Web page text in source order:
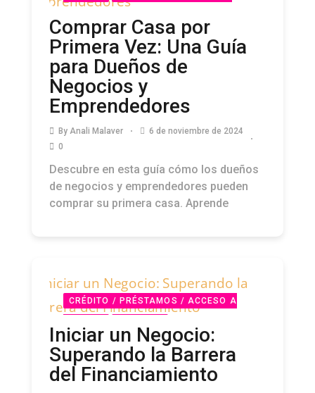
Comprar Casa por
Primera Vez: Una Guía
para Dueños de
Negocios y
Emprendedores
By Anali Malaver
6 de noviembre de 2024
0
Descubre en esta guía cómo los dueños
de negocios y emprendedores pueden
comprar su primera casa. Aprende
CRÉDITO / PRÉSTAMOS / ACCESO A
Iniciar un Negocio:
Superando la Barrera
del Financiamiento